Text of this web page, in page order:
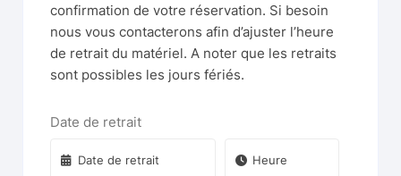
confirmation de votre réservation. Si besoin
nous vous contacterons afin d’ajuster l’heure
de retrait du matériel. A noter que les retraits
sont possibles les jours fériés.
Date de retrait